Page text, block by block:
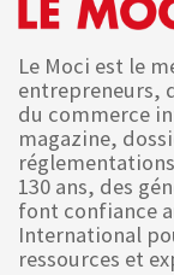
Le Moci est le
entrepreneurs,
du commerce
magazine,
130 ans, des
font confiance
International
ressources et